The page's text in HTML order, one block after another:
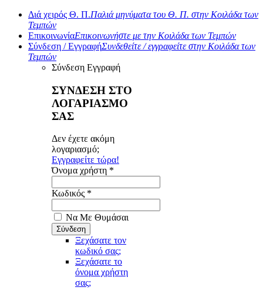
Διά χειρός Θ. Π.Παλιά μηνύματα του Θ. Π. στην Κοιλάδα των
Τεμπών
ΕπικοινωνίαΕπικοινωνήστε με την Κοιλάδα των Τεμπών
Σύνδεση / ΕγγραφήΣυνδεθείτε / εγγραφείτε στην Κοιλάδα των
Τεμπών
Σύνδεση Εγγραφή
ΣΥΝΔΕΣΗ ΣΤΟ
ΛΟΓΑΡΙΑΣΜΟ
ΣΑΣ
Δεν έχετε ακόμη
λογαριασμό;
Εγγραφείτε τώρα!
Όνομα χρήστη *
Κωδικός *
Να Με Θυμάσαι
Ξεχάσατε τον
κωδικό σας;
Ξεχάσατε το
όνομα χρήστη
σας;